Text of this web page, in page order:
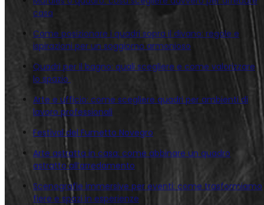
casa
Come posizionare i quadri sopra il divano: regole e
ispirazioni per un soggiorno armonioso
Quadri per il bagno: quali scegliere e come valorizzare
lo spazio
Arte e ufficio: come scegliere quadri per ambienti di
lavoro professionali
Festival del Fumetto Novegro
Arte astratta in casa: come abbinare un quadro
astratto all’arredamento
Scenografie immersive per eventi: come trasformiamo
fiere e spazi in esperienze